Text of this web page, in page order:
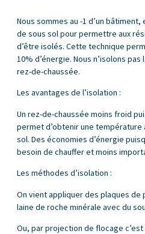
Nous sommes au -1 d’un
de sous sol pour permettre aux
d’être isolés. Cette technique
10% d’énergie. Nous n’isolons
rez-de-chaussée.
Les avantages de l’isolation :
Un rez-de-chaussée moins froid
permet d’obtenir une
sol. Des économies d’énergie
besoin de chauffer et moins
Les méthodes d’isolation :
On vient appliquer des plaques de
laine de roche minérale avec du
Ou, par projection de flocage